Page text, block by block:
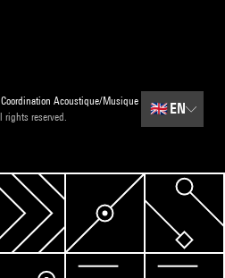
Acoustique/Musique
rights reserved.
🇬🇧 EN